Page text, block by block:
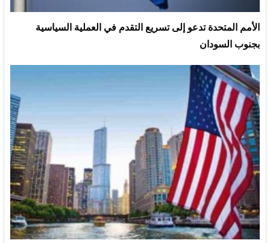
الأمم المتحدة تدعو إلى تسريع التقدم في العملية السياسية
بجنوب السودان